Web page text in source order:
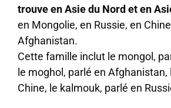
trouve en Asie du Nord et en
en Mongolie, en Russie, en
Afghanistan.
Cette famille inclut le mongol,
le moghol, parlé en Afghanistan,
Chine, le kalmouk, parlé en